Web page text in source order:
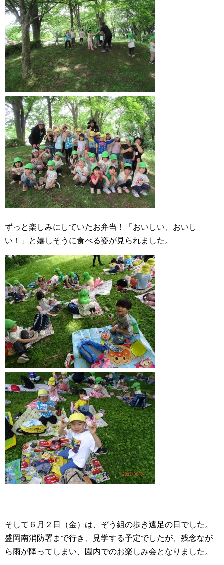
ずっと楽しみにしていたお弁当！「おいしい、おいし
い！」と嬉しそうに食べる姿が見られました。
そして６月２日（金）は、ぞう組の歩き遠足の日でした。
盛岡南消防署まで行き、見学する予定でしたが、残念なが
ら雨が降ってしまい、園内でのお楽しみ会となりました。